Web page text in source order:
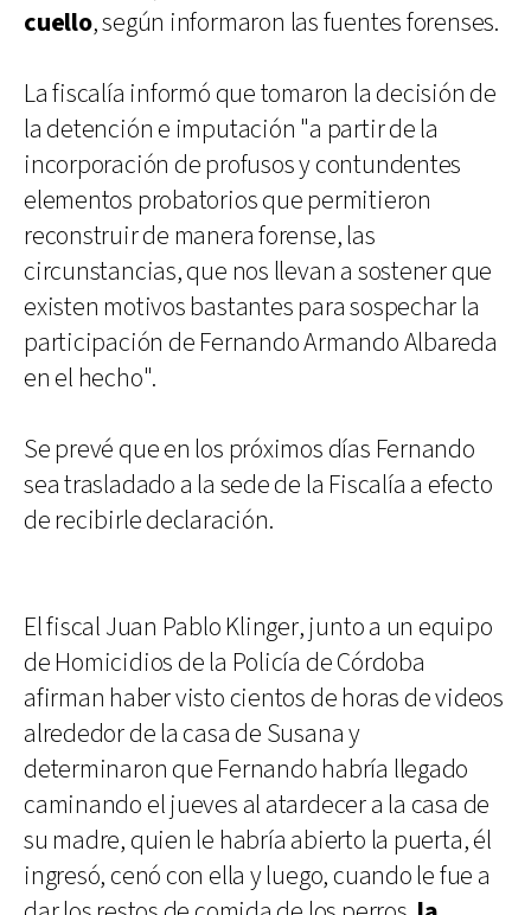
cuello, según informaron las fuentes forenses.
La fiscalía informó que tomaron la decisión de
la detención e imputación "a partir de la
incorporación de profusos y contundentes
elementos probatorios que permitieron
reconstruir de manera forense, las
circunstancias, que nos llevan a sostener que
existen motivos bastantes para sospechar la
participación de Fernando Armando Albareda
en el hecho".
Se prevé que en los próximos días Fernando
sea trasladado a la sede de la Fiscalía a efecto
de recibirle declaración.
El fiscal Juan Pablo Klinger, junto a un equipo
de Homicidios de la Policía de Córdoba
afirman haber visto cientos de horas de videos
alrededor de la casa de Susana y
determinaron que Fernando habría llegado
caminando el jueves al atardecer a la casa de
su madre, quien le habría abierto la puerta, él
ingresó, cenó con ella y luego, cuando le fue a